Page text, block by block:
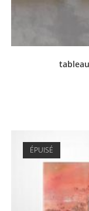
ÉPUISÉ